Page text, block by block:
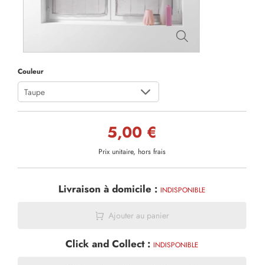
Couleur
Taupe
5,00 €
Prix unitaire, hors frais
Livraison à domicile : INDISPONIBLE
Ajouter au panier
Click and Collect : INDISPONIBLE